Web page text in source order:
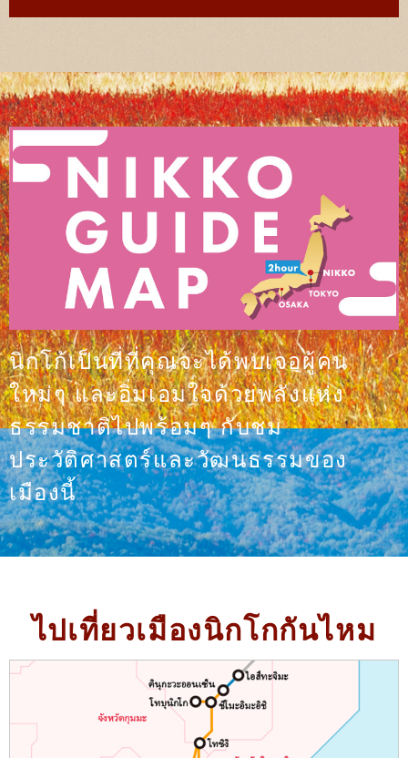
นิกโก้เป็นที่ที่คุณจะได้พบเจอผู้คน
ใหม่ๆ และอิ่มเอมใจด้วยพลังแห่ง
ธรรมชาติไปพร้อมๆ กับชม
ประวัติศาสตร์และวัฒนธรรมของ
เมืองนี้
ไปเที่ยวเมืองนิกโกกันไหม